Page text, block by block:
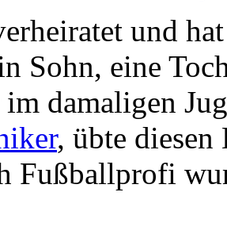
und
Sohn, eine
im damaligen
, übte diesen
Fußballprofi